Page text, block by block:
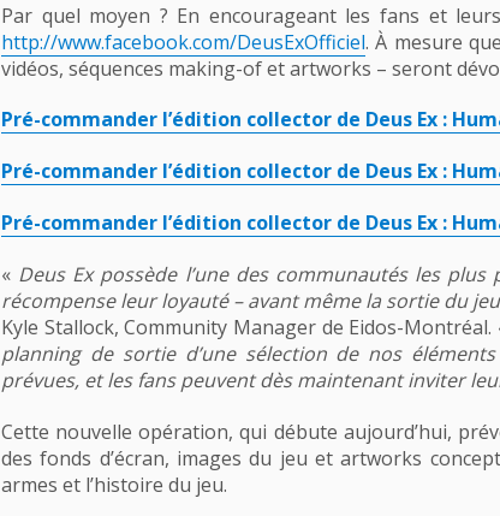
Par quel moyen ? En encourageant les fans et
http://www.facebook.com/DeusExOfficiel. À mesure
vidéos, séquences making-of et artworks – seront
Pré-commander l’édition collector de Deus Ex :
Pré-commander l’édition collector de Deus Ex :
Pré-commander l’édition collector de Deus Ex :
« Deus Ex possède l’une des communautés les
récompense leur loyauté – avant même la sortie du
Kyle Stallock, Community Manager de Eidos-Montréal.
planning de sortie d’une sélection de nos
prévues, et les fans peuvent dès maintenant inviter
Cette nouvelle opération, qui débute aujourd’hui,
des fonds d’écran, images du jeu et artworks
armes et l’histoire du jeu.